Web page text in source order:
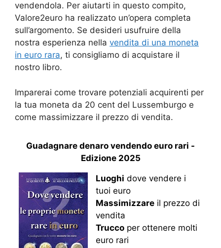
vendendola. Per aiutarti in questo compito,
Valore2euro ha realizzato un’opera completa
sull’argomento. Se desideri usufruire della
nostra esperienza nella vendita di una moneta
in euro rara, ti consigliamo di acquistare il
nostro libro.
Imparerai come trovare potenziali acquirenti per
la tua moneta da 20 cent del Lussemburgo e
come massimizzare il prezzo di vendita.
Guadagnare denaro vendendo euro rari -
Edizione 2025
Luoghi dove vendere i
tuoi euro
Massimizzare il prezzo di
vendita
Trucco per ottenere molti
euro rari